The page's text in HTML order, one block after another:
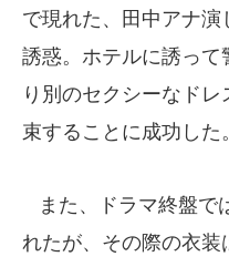
で現れた、田中アナ
誘惑。ホテルに誘っ
り別のセクシーなド
束することに成功した。
また、ドラマ終盤で
れたが、その際の衣